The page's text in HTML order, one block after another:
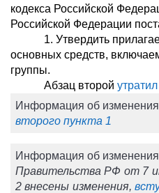
кодекса Российской
Российской Федерации
1. Утвердить
основных средств,
группы.
Абзац второй
Информация об
второго пункта 1
Информация об
Правительства РФ от 7
2 внесены изменения,